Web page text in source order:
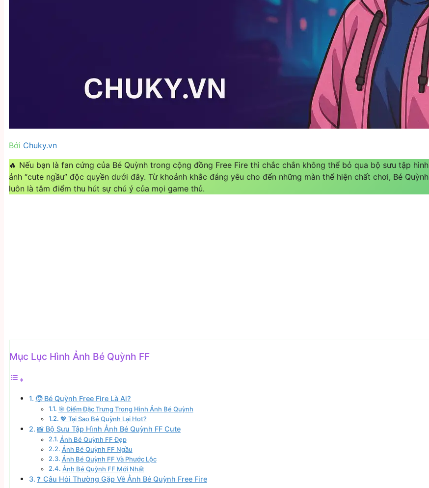
Bởi Chuky.vn
🔥 Nếu bạn là fan cứng của Bé Quỳnh trong cộng đồng Free Fire thì chắc chắn không thể bỏ qua bộ sưu tập hình
ảnh “cute ngầu” độc quyền dưới đây. Từ khoảnh khắc đáng yêu cho đến những màn thể hiện chất chơi, Bé Quỳnh
luôn là tâm điểm thu hút sự chú ý của mọi game thủ.
Mục Lục Hình Ảnh Bé Quỳnh FF
🧒 Bé Quỳnh Free Fire Là Ai?
🎯 Điểm Đặc Trưng Trong Hình Ảnh Bé Quỳnh
💖 Tại Sao Bé Quỳnh Lại Hot?
📸 Bộ Sưu Tập Hình Ảnh Bé Quỳnh FF Cute
Ảnh Bé Quỳnh FF Đẹp
Ảnh Bé Quỳnh FF Ngầu
Ảnh Bé Quỳnh FF Và Phước Lộc
Ảnh Bé Quỳnh FF Mới Nhất
❓ Câu Hỏi Thường Gặp Về Ảnh Bé Quỳnh Free Fire